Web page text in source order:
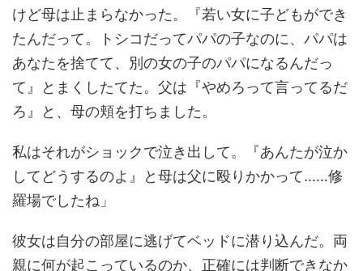
けど母は止まらなかった。『若い女に子どもができ
たんだって。トシコだってパパの子なのに、パパは
あなたを捨てて、別の女の子のパパになるんだっ
て』とまくしたてた。父は『やめろって言ってるだ
ろ』と、母の頬を打ちました。
私はそれがショックで泣き出して。『あんたが泣か
してどうするのよ』と母は父に殴りかかって……修
羅場でしたね」
彼女は自分の部屋に逃げてベッドに潜り込んだ。両
親に何が起こっているのか、正確には判断できなか